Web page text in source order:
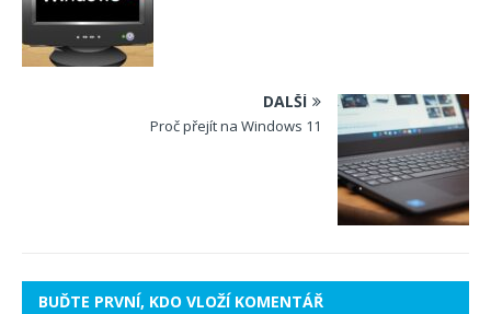
DALŠÍ
Proč přejít na Windows 11
BUĎTE PRVNÍ, KDO VLOŽÍ KOMENTÁŘ